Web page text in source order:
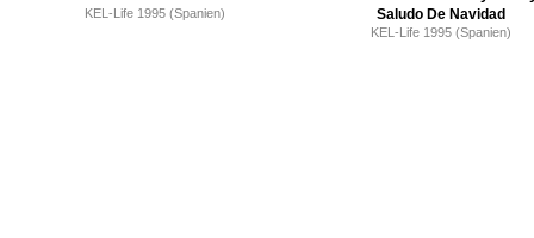
KEL-Life 1995 (Spanien)
Saludo De Navidad
KEL-Life 1995 (Spanien)